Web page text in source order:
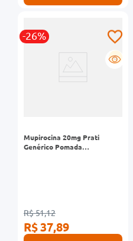
-26%
G
Mupirocina 20mg Prati
Genérico Pomada
R$ 51,12
R$ 37,89